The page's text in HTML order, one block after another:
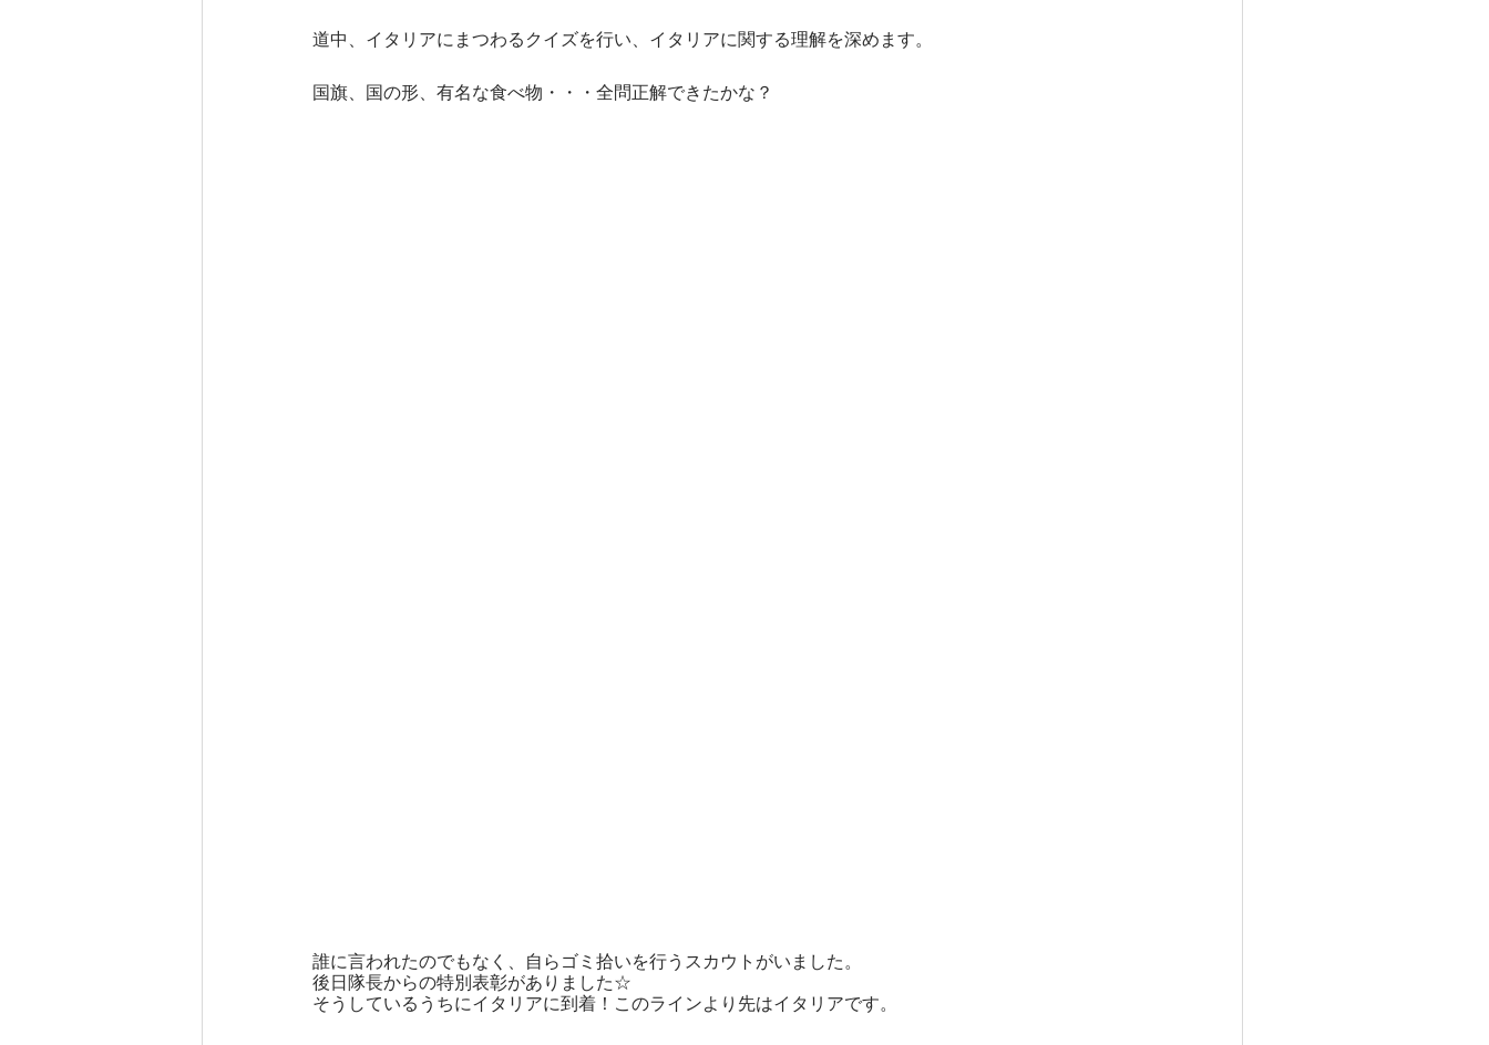
道中、イタリアにまつわるクイズを行い、イタリアに関する理解を深めます。
国旗、国の形、有名な食べ物・・・全問正解できたかな？
誰に言われたのでもなく、自らゴミ拾いを行うスカウトがいました。
後日隊長からの特別表彰がありました☆
そうしているうちにイタリアに到着！このラインより先はイタリアです。